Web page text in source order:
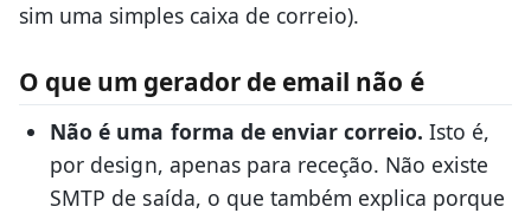
sim uma simples caixa de correio).
O que um gerador de email não é
Não é uma forma de enviar correio. Isto é,
por design, apenas para receção. Não existe
SMTP de saída, o que também explica porque